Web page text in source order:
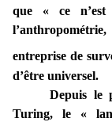
que « ce n’est
entreprise de
d’être universel.
Depuis le
Turing, le «